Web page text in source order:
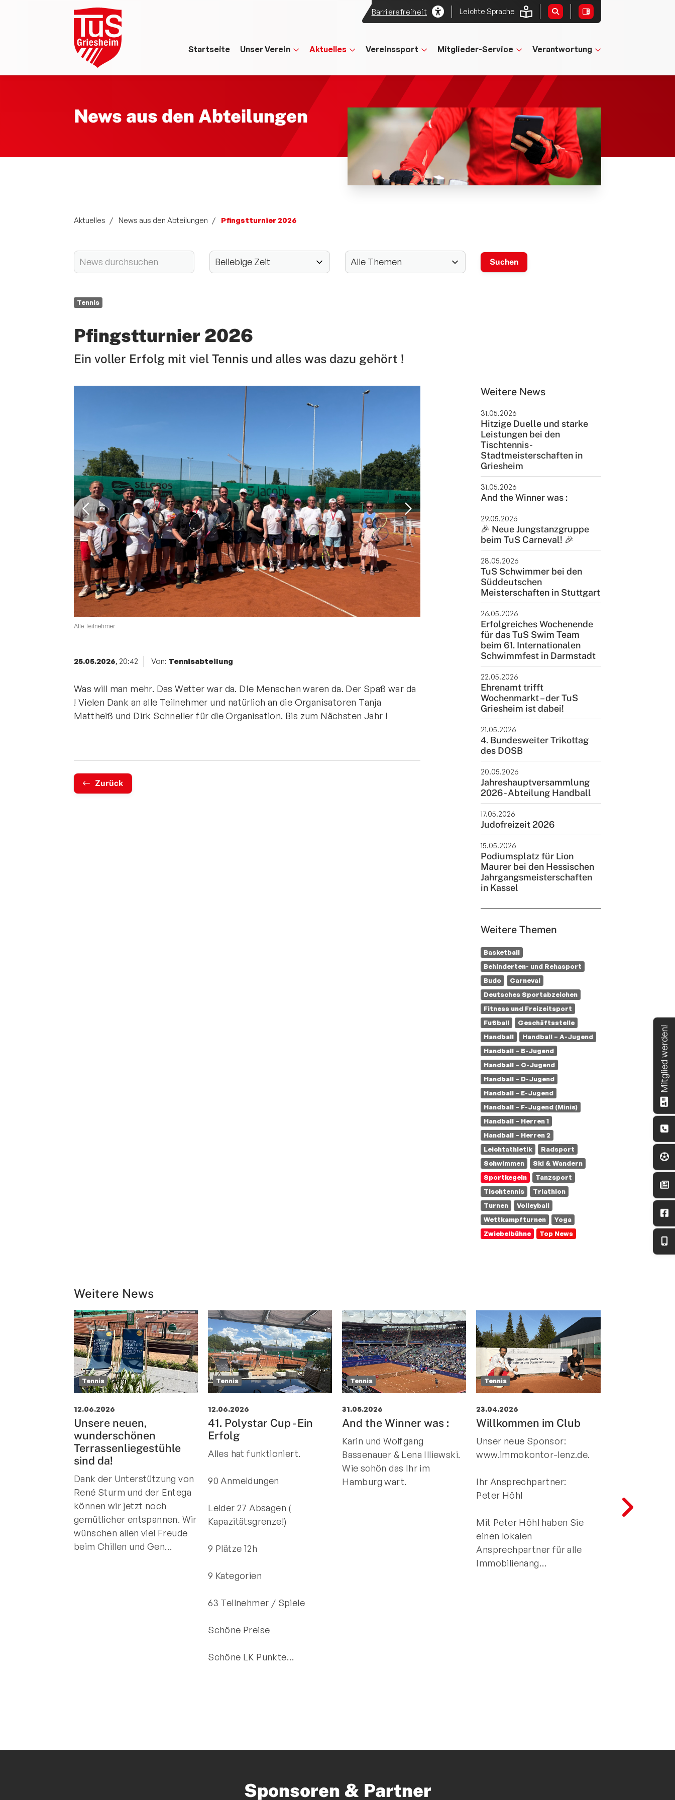
Barrierefreiheit Leichte Sprache
Startseite Unser Verein Aktuelles Vereinssport Mitglieder-Service Verantwortung
News aus den Abteilungen
Aktuelles News aus den Abteilungen Pfingstturnier 2026
Tennis
Pfingstturnier 2026
Ein voller Erfolg mit viel Tennis und alles was dazu gehört !
Alle Teilnehmer
25.05.2026, 20:42 Von: Tennisabteilung
Was will man mehr. Das Wetter war da. DIe Menschen waren da. Der Spaß war da
! Vielen Dank an alle Teilnehmer und natürlich an die Organisatoren Tanja
Mattheiß und Dirk Schneller für die Organisation. Bis zum Nächsten Jahr !
Zurück
Weitere News
31.05.2026
Hitzige Duelle und starke
Leistungen bei den
Tischtennis-
Stadtmeisterschaften in
Griesheim
31.05.2026
And the Winner was :
29.05.2026
🎉 Neue Jungstanzgruppe
beim TuS Carneval! 🎉
28.05.2026
TuS Schwimmer bei den
Süddeutschen
Meisterschaften in Stuttgart
26.05.2026
Erfolgreiches Wochenende
für das TuS Swim Team
beim 61. Internationalen
Schwimmfest in Darmstadt
22.05.2026
Ehrenamt trifft
Wochenmarkt – der TuS
Griesheim ist dabei!
21.05.2026
4. Bundesweiter Trikottag
des DOSB
20.05.2026
Jahreshauptversammlung
2026 - Abteilung Handball
17.05.2026
Judofreizeit 2026
15.05.2026
Podiumsplatz für Lion
Maurer bei den Hessischen
Jahrgangsmeisterschaften
in Kassel
Weitere Themen
Basketball
Behinderten- und Rehasport
Budo
Carneval
Deutsches Sportabzeichen
Fitness und Freizeitsport
Fußball
Geschäftsstelle
Handball
Handball – A-Jugend
Handball – B-Jugend
Handball – C-Jugend
Handball – D-Jugend
Handball – E-Jugend
Handball – F-Jugend (Minis)
Handball – Herren 1
Handball – Herren 2
Leichtathletik
Radsport
Schwimmen
Ski & Wandern
Sportkegeln
Tanzsport
Tischtennis
Triathlon
Turnen
Volleyball
Wettkampfturnen
Yoga
Zwiebelbühne
Top News
Weitere News
Tennis
12.06.2026
Unsere neuen,
wunderschönen
Terrassenliegestühle
sind da!
Dank der Unterstützung von
René Sturm und der Entega
können wir jetzt noch
gemütlicher entspannen. Wir
wünschen allen viel Freude
beim Chillen und Gen…
Tennis
12.06.2026
41. Polystar Cup - Ein
Erfolg
Alles hat funktioniert.
90 Anmeldungen
Leider 27 Absagen (
Kapazitätsgrenze!)
9 Plätze 12h
9 Kategorien
63 Teilnehmer / Spiele
Schöne Preise
Schöne LK Punkte…
Tennis
31.05.2026
And the Winner was :
Karin und Wolfgang
Bassenauer & Lena Illiewski.
Wie schön das Ihr im
Hamburg wart.
Tennis
23.04.2026
Willkommen im Club
Unser neue Sponsor:
www.immokontor-lenz.de.
Ihr Ansprechpartner:
Peter Höhl
Mit Peter Höhl haben Sie
einen lokalen
Ansprechpartner für alle
Immobilienang…
Sponsoren & Partner
Mitglied werden!
Quicklinks
Sportangebote finden
Unser Sportangebot
Sportsuche
Deutsches Sportabzeichen
Mitglieder-Service
Downloads
Alles zur Mitgliedschaft
Fragen & Antworten
Vereinsapp
Vereinsshop
Turn und Sportverein Griesheim
Jahnstraße 20
64347 Griesheim
+49 6155 6 18 19
verwaltung@tusgriesheim.de
Deine Ansprechpartner